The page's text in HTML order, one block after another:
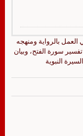
بالرواية ومنهجه
تفسير سورة الفتح، وبيان
النبوية